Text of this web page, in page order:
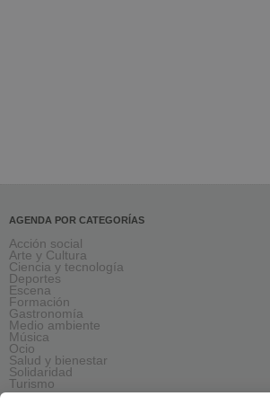
AGENDA POR CATEGORÍAS
Acción social
Arte y Cultura
Ciencia y tecnología
Deportes
Escena
Formación
Gastronomía
Medio ambiente
Música
Ocio
Salud y bienestar
Solidaridad
Turismo